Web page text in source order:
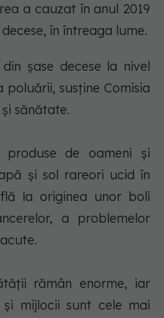
a cauzat în anul 2019
în întreaga lume.
șase decese la nivel
susţine Comisia
sănătate.
produse de oameni şi
şi sol rareori ucid în
la originea unor boli
a problemelor
rămân enorme, iar
mijlocii sunt cele mai